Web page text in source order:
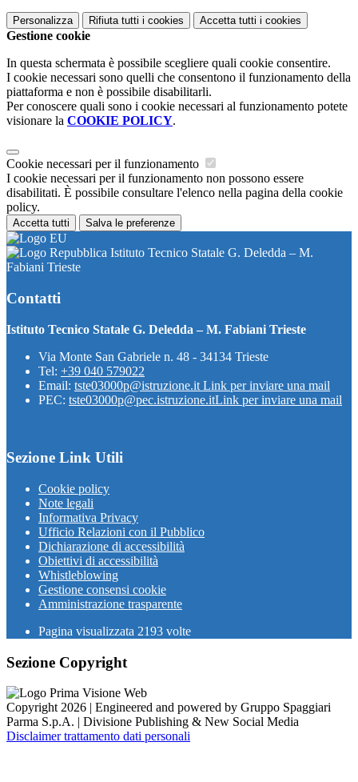
Personalizza Rifiuta tutti i cookies Accetta tutti i cookies
Gestione cookie
In questa schermata è possibile scegliere quali cookie consentire.
I cookie necessari sono quelli che consentono il funzionamento della
piattaforma e non è possibile disabilitarli.
Per conoscere quali sono i cookie necessari al funzionamento potete
visionare la COOKIE POLICY.
Cookie necessari per il funzionamento
I cookie necessari per il funzionamento non possono essere
disabilitati. È possibile consultare l'elenco nella pagina della cookie
policy.
Accetta tutti Salva le preferenze
Istituto Tecnico Statale G. Deledda – M.
Fabiani Trieste
Contatti
Istituto Tecnico Statale G. Deledda – M. Fabiani Trieste
Via Monte San Gabriele n. 48 - 34134 Trieste
Tel: +39 040 579022
Email: tste03000p@istruzione.it Link per inviare una mail
PEC: tste03000p@pec.istruzione.itLink per inviare una mail
Sezione Link Utili
Cookie policy
Note legali
Informativa Privacy
Ufficio Relazioni con il Pubblico
Dichiarazione di accessibilità
Obiettivi di accessibilità
Whistleblowing
Gestione consensi cookie
Amministrazione trasparente
Pagina visualizzata 2193 volte
Sezione Copyright
Copyright 2026 | Engineered and powered by Gruppo Spaggiari
Parma S.p.A. | Divisione Publishing & New Social Media
Disclaimer trattamento dati personali